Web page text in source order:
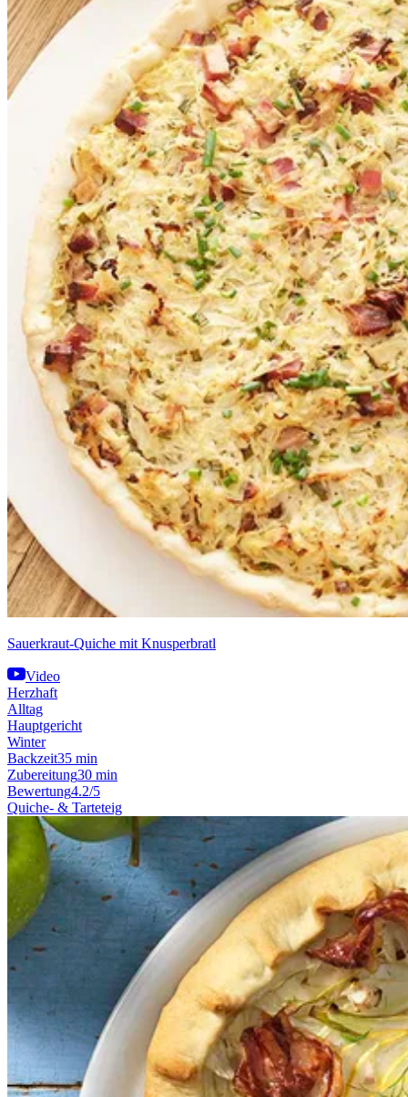
Sauerkraut-Quiche mit Knusperbratl
Video
Herzhaft
Alltag
Hauptgericht
Winter
Backzeit35 min
Zubereitung30 min
Bewertung4.2/5
Quiche- & Tarteteig